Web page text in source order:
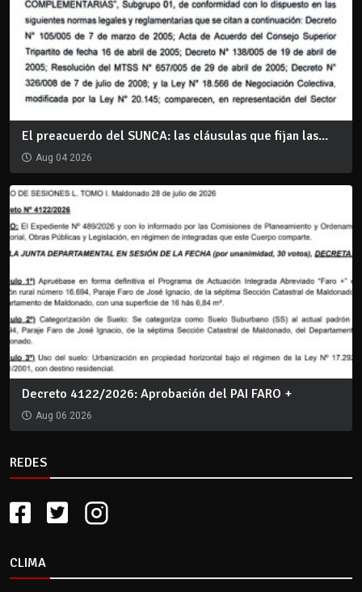
El preacuerdo del SUNCA: las cláusulas que fijan las...
Aug 04 2026
Decreto 4122/2026: Aprobación del PAI FARO +
Aug 06 2026
REDES
CLIMA